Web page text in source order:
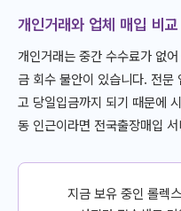
개인거래와 업체 매입 비교
개인거래는 중간 수수료가 없
금 회수 불안이 있습니다. 전
고 당일입금까지 되기 때문에
동 인근이라면 전국출장매입
지금 보유 중인 롤렉